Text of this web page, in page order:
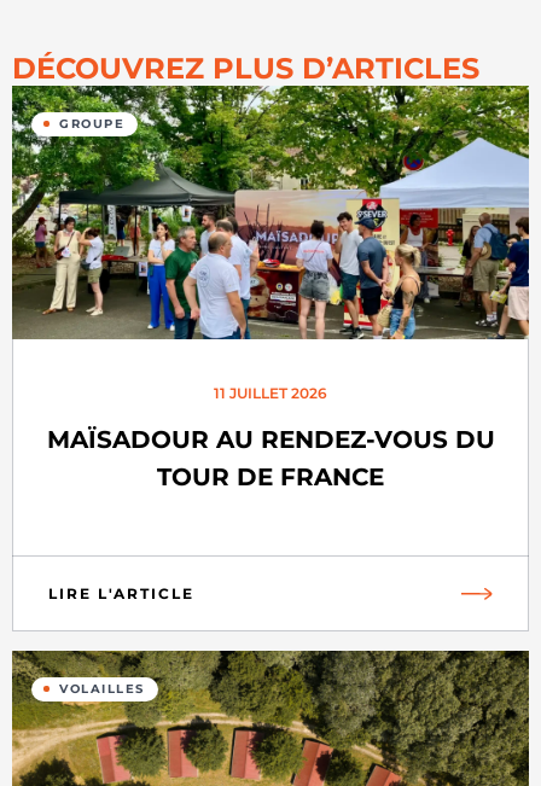
DÉCOUVREZ PLUS D’ARTICLES
GROUPE
11 JUILLET 2026
MAÏSADOUR AU RENDEZ-VOUS DU
TOUR DE FRANCE
LIRE L'ARTICLE
VOLAILLES